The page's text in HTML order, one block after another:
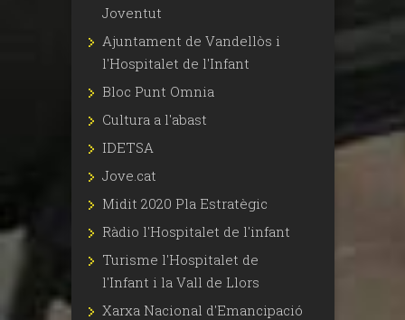
Joventut
Ajuntament de Vandellòs i
l'Hospitalet de l'Infant
Bloc Punt Omnia
Cultura a l'abast
IDETSA
Jove.cat
Midit 2020 Pla Estratègic
Ràdio l'Hospitalet de l'infant
Turisme l'Hospitalet de
l'Infant i la Vall de Llors
Xarxa Nacional d'Emancipació